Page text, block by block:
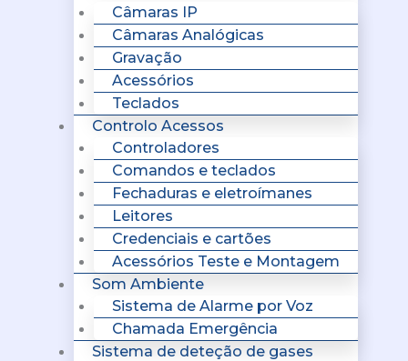
Câmaras IP
Câmaras Analógicas
Gravação
Acessórios
Teclados
Controlo Acessos
Controladores
Comandos e teclados
Fechaduras e eletroímanes
Leitores
Credenciais e cartões
Acessórios Teste e Montagem
Som Ambiente
Sistema de Alarme por Voz
Chamada Emergência
Sistema de deteção de gases